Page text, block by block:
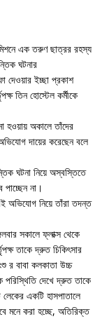
এক তরুণ ছাত্রর রহস্য
ঘটনার
দেওয়ার ইচ্ছা প্রকাশ
তিন হোস্টেল কর্মীকে
হওয়ায় অকালে তাঁদের
দায়ের করেছেন বলে
ঘটনা নিয়ে অস্বস্তিতে
না।
অভিযোগ নিয়ে তাঁরা তদন্ত
সকালে ফ্লাক্স থেকে
তাকে দ্রুত চিকিৎসার
র বাবা কলকাতা উচ্চ
পরিস্থিতি দেখে দ্রুত তাকে
লেকের একটি হাসপাতালে
মনে করা হচ্ছে, অতিরিক্ত